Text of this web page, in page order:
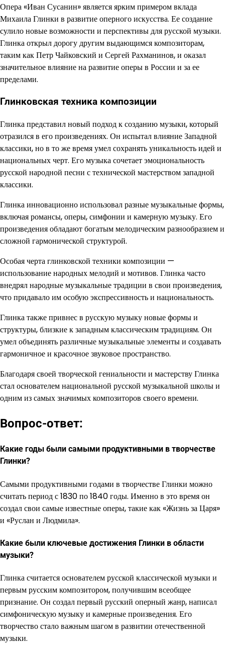
Опера «Иван Сусанин» является ярким примером вклада
Михаила Глинки в развитие оперного искусства. Ее создание
сулило новые возможности и перспективы для русской музыки.
Глинка открыл дорогу другим выдающимся композиторам,
таким как Петр Чайковский и Сергей Рахманинов, и оказал
значительное влияние на развитие оперы в России и за ее
пределами.
Глинковская техника композиции
Глинка представил новый подход к созданию музыки, который
отразился в его произведениях. Он испытал влияние Западной
классики, но в то же время умел сохранять уникальность идей и
национальных черт. Его музыка сочетает эмоциональность
русской народной песни с технической мастерством западной
классики.
Глинка инновационно использовал разные музыкальные формы,
включая романсы, оперы, симфонии и камерную музыку. Его
произведения обладают богатым мелодическим разнообразием и
сложной гармонической структурой.
Особая черта глинковской техники композиции —
использование народных мелодий и мотивов. Глинка часто
внедрял народные музыкальные традиции в свои произведения,
что придавало им особую экспрессивность и национальность.
Глинка также привнес в русскую музыку новые формы и
структуры, близкие к западным классическим традициям. Он
умел объединять различные музыкальные элементы и создавать
гармоничное и красочное звуковое пространство.
Благодаря своей творческой гениальности и мастерству Глинка
стал основателем национальной русской музыкальной школы и
одним из самых значимых композиторов своего времени.
Вопрос-ответ:
Какие годы были самыми продуктивными в творчестве
Глинки?
Самыми продуктивными годами в творчестве Глинки можно
считать период с 1830 по 1840 годы. Именно в это время он
создал свои самые известные оперы, такие как «Жизнь за Царя»
и «Руслан и Людмила».
Какие были ключевые достижения Глинки в области
музыки?
Глинка считается основателем русской классической музыки и
первым русским композитором, получившим всеобщее
признание. Он создал первый русский оперный жанр, написал
симфоническую музыку и камерные произведения. Его
творчество стало важным шагом в развитии отечественной
музыки.